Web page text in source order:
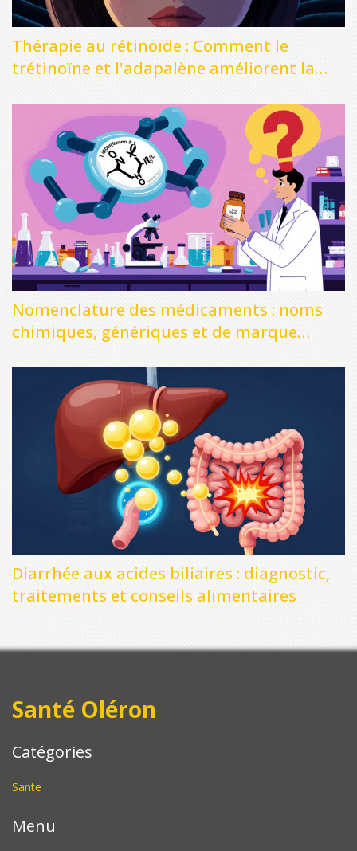
Thérapie au rétinoïde : Comment le
trétinoïne et l'adapalène améliorent la
Nomenclature des médicaments : noms
chimiques, génériques et de marque
Diarrhée aux acides biliaires : diagnostic,
traitements et conseils alimentaires
Santé Oléron
Catégories
Sante
Menu